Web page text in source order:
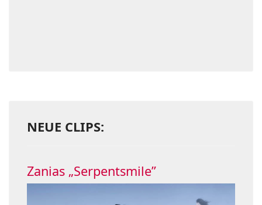
NEUE CLIPS:
Zanias „Serpentsmile”